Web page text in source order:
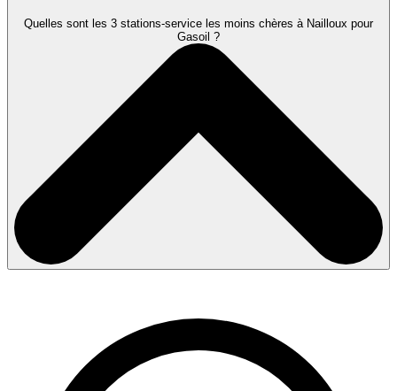
Quelles sont les 3 stations-service les moins chères à Nailloux pour
Gasoil ?